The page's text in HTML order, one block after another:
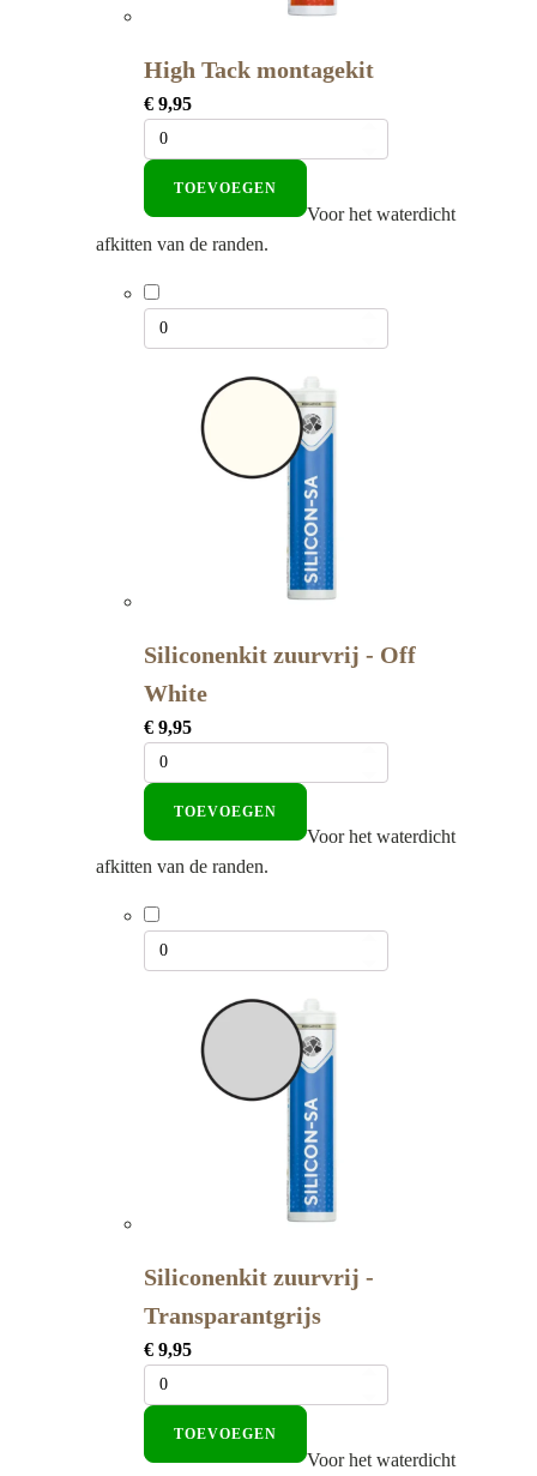
High Tack montagekit
€ 9,95
TOEVOEGEN
Voor het waterdicht
afkitten van de randen.
Siliconenkit zuurvrij - Off
White
€ 9,95
TOEVOEGEN
Voor het waterdicht
afkitten van de randen.
Siliconenkit zuurvrij -
Transparantgrijs
€ 9,95
TOEVOEGEN
Voor het waterdicht